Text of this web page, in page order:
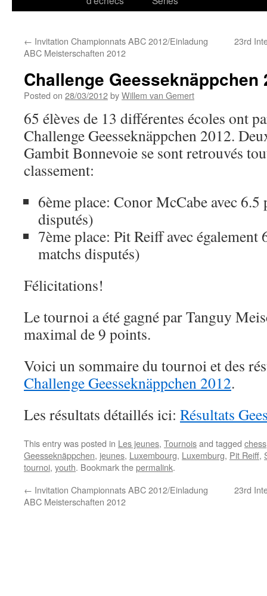
← Invitation Championnats ABC 2012/Einladung
ABC Meisterschaften 2012
23rd
Challenge Geesseknäppchen
Posted on 28/03/2012byWillem van Gemert
65 élèves de 13 différentes écoles ont
Challenge Geesseknäppchen 2012.
Gambit Bonnevoie se sont retrouvés
classement:
6ème place: Conor McCabe avec
disputés)
7ème place: Pit Reiff avec
matchs disputés)
Félicitations!
Le tournoi a été gagné par Tanguy
maximal de 9 points.
Voici un sommaire du tournoi et des
Challenge Geesseknäppchen 2012.
Les résultats détaillés ici: Résultats
This entry was posted in Les jeunes, Tournoisand tagged chess
Geesseknäppchen, jeunes, Luxembourg, Luxemburg, Pit Reiff,
tournoi, youth. Bookmark thepermalink.
← Invitation Championnats ABC 2012/Einladung
ABC Meisterschaften 2012
23rd